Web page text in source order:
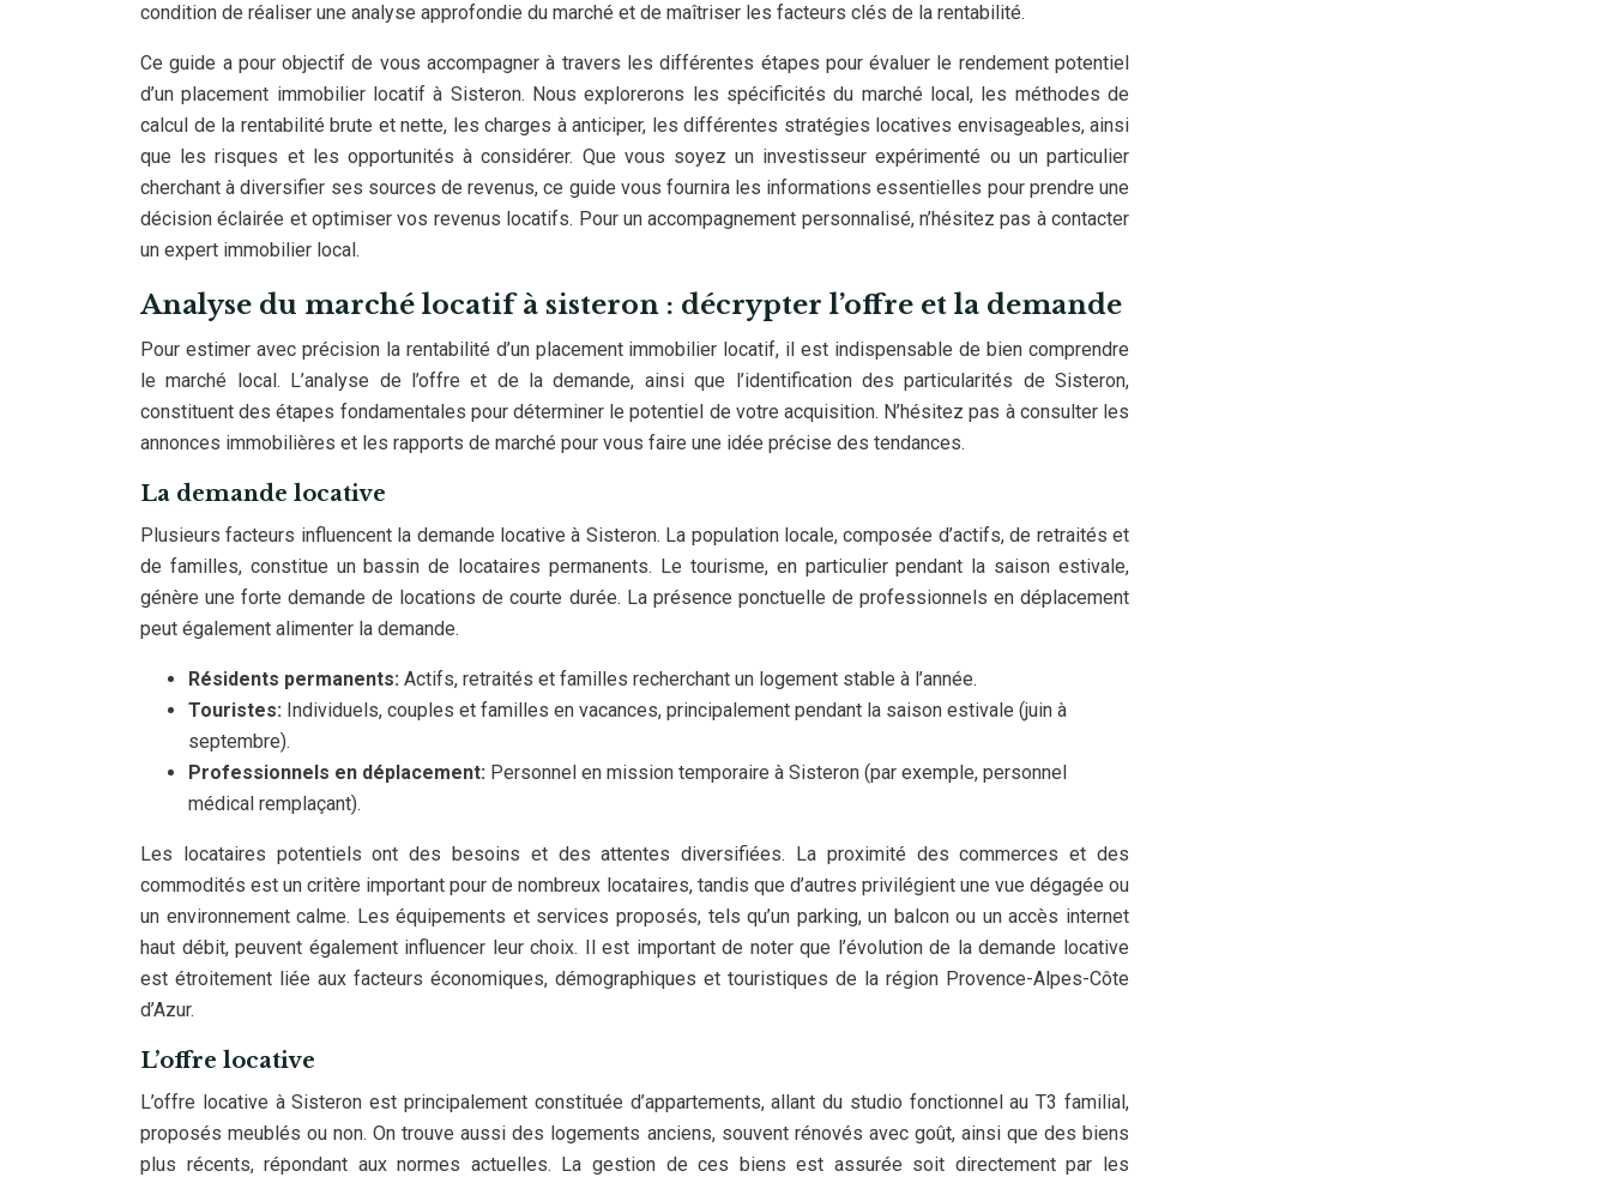
condition de réaliser une analyse approfondie du marché et de maîtriser les facteurs clés de la rentabilité.
Ce guide a pour objectif de vous accompagner à travers les différentes étapes pour évaluer le rendement potentiel
d’un placement immobilier locatif à Sisteron. Nous explorerons les spécificités du marché local, les méthodes de
calcul de la rentabilité brute et nette, les charges à anticiper, les différentes stratégies locatives envisageables, ainsi
que les risques et les opportunités à considérer. Que vous soyez un investisseur expérimenté ou un particulier
cherchant à diversifier ses sources de revenus, ce guide vous fournira les informations essentielles pour prendre une
décision éclairée et optimiser vos revenus locatifs. Pour un accompagnement personnalisé, n’hésitez pas à contacter
un expert immobilier local.
Analyse du marché locatif à sisteron : décrypter l’offre et la demande
Pour estimer avec précision la rentabilité d’un placement immobilier locatif, il est indispensable de bien comprendre
le marché local. L’analyse de l’offre et de la demande, ainsi que l’identification des particularités de Sisteron,
constituent des étapes fondamentales pour déterminer le potentiel de votre acquisition. N’hésitez pas à consulter les
annonces immobilières et les rapports de marché pour vous faire une idée précise des tendances.
La demande locative
Plusieurs facteurs influencent la demande locative à Sisteron. La population locale, composée d’actifs, de retraités et
de familles, constitue un bassin de locataires permanents. Le tourisme, en particulier pendant la saison estivale,
génère une forte demande de locations de courte durée. La présence ponctuelle de professionnels en déplacement
peut également alimenter la demande.
Résidents permanents: Actifs, retraités et familles recherchant un logement stable à l’année.
Touristes: Individuels, couples et familles en vacances, principalement pendant la saison estivale (juin à
septembre).
Professionnels en déplacement: Personnel en mission temporaire à Sisteron (par exemple, personnel
médical remplaçant).
Les locataires potentiels ont des besoins et des attentes diversifiées. La proximité des commerces et des
commodités est un critère important pour de nombreux locataires, tandis que d’autres privilégient une vue dégagée ou
un environnement calme. Les équipements et services proposés, tels qu’un parking, un balcon ou un accès internet
haut débit, peuvent également influencer leur choix. Il est important de noter que l’évolution de la demande locative
est étroitement liée aux facteurs économiques, démographiques et touristiques de la région Provence-Alpes-Côte
d’Azur.
L’offre locative
L’offre locative à Sisteron est principalement constituée d’appartements, allant du studio fonctionnel au T3 familial,
proposés meublés ou non. On trouve aussi des logements anciens, souvent rénovés avec goût, ainsi que des biens
plus récents, répondant aux normes actuelles. La gestion de ces biens est assurée soit directement par les